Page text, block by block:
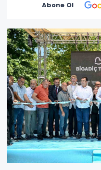
Abone Ol